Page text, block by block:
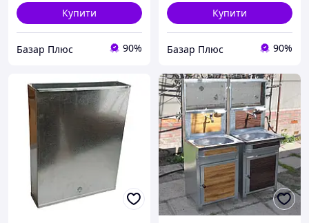
Купити
Базар Плюс 90%
Купити
Базар Плюс 90%